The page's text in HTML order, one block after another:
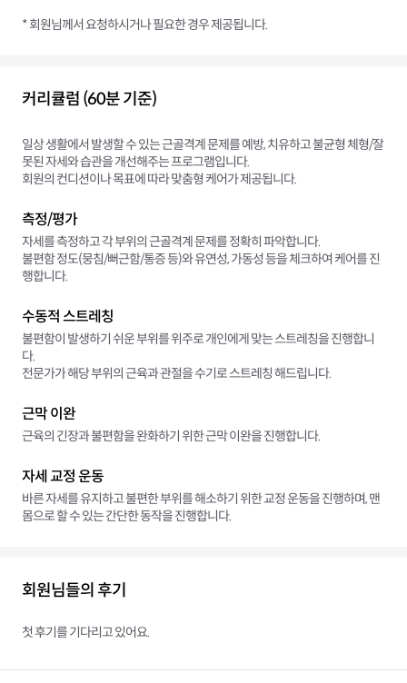
* 회원님께서 요청하시거나 필요한 경우 제공됩니다.
커리큘럼 (60분 기준)
일상 생활에서 발생할 수 있는 근골격계 문제를 예방, 치유하고 불균형 체형/잘
못된 자세와 습관을 개선해주는 프로그램입니다.
회원의 컨디션이나 목표에 따라 맞춤형 케어가 제공됩니다.
측정/평가
자세를 측정하고 각 부위의 근골격계 문제를 정확히 파악합니다.
불편함 정도(뭉침/뻐근함/통증 등)와 유연성, 가동성 등을 체크하여 케어를 진
행합니다.
수동적 스트레칭
불편함이 발생하기 쉬운 부위를 위주로 개인에게 맞는 스트레칭을 진행합니
다.
전문가가 해당 부위의 근육과 관절을 수기로 스트레칭 해드립니다.
근막 이완
근육의 긴장과 불편함을 완화하기 위한 근막 이완을 진행합니다.
자세 교정 운동
바른 자세를 유지하고 불편한 부위를 해소하기 위한 교정 운동을 진행하며, 맨
몸으로 할 수 있는 간단한 동작을 진행합니다.
회원님들의 후기
첫 후기를 기다리고 있어요.